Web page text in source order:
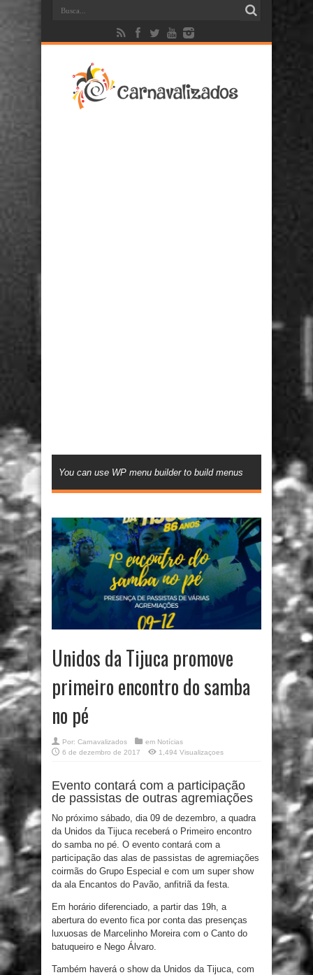
You can use WP menu builder to build menus
Unidos da Tijuca promove
primeiro encontro do samba
no pé
Por: Carnavalizados em Notícias
6 de dezembro de 2017
1,494 Visualizaçoes
Evento contará com a participação
de passistas de outras agremiações
No próximo sábado, dia 09 de dezembro, a quadra
da Unidos da Tijuca receberá o Primeiro encontro
do samba no pé. O evento contará com a
participação das alas de passistas de agremiações
coirmãs do Grupo Especial e com um super show
da ala Encantos do Pavão, anfitriã da festa.
Em horário diferenciado, a partir das 19h, a
abertura do evento fica por conta das presenças
luxuosas de Marcelinho Moreira com o Canto do
batuqueiro e Nego Álvaro.
Também haverá o show da Unidos da Tijuca, com